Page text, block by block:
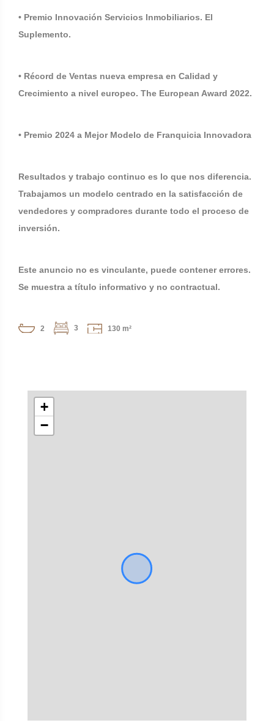
• Premio Innovación Servicios Inmobiliarios. El
Suplemento.
• Récord de Ventas nueva empresa en Calidad y
Crecimiento a nivel europeo. The European Award 2022.
• Premio 2024 a Mejor Modelo de Franquicia Innovadora
Resultados y trabajo continuo es lo que nos diferencia.
Trabajamos un modelo centrado en la satisfacción de
vendedores y compradores durante todo el proceso de
inversión.
Este anuncio no es vinculante, puede contener errores.
Se muestra a título informativo y no contractual.
2 3 130 m²
+
−